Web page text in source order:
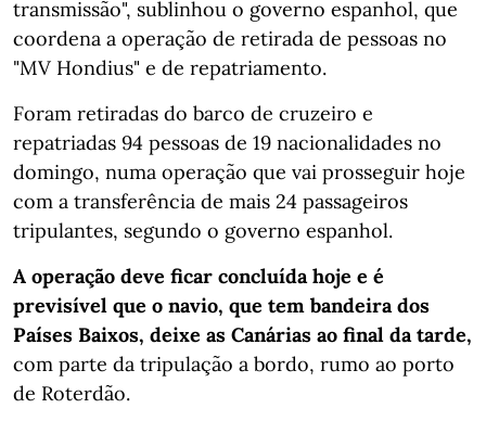
transmissão", sublinhou o governo espanhol, que
coordena a operação de retirada de pessoas no
"MV Hondius" e de repatriamento.
Foram retiradas do barco de cruzeiro e
repatriadas 94 pessoas de 19 nacionalidades no
domingo, numa operação que vai prosseguir hoje
com a transferência de mais 24 passageiros
tripulantes, segundo o governo espanhol.
A operação deve ficar concluída hoje e é
previsível que o navio, que tem bandeira dos
Países Baixos, deixe as Canárias ao final da tarde,
com parte da tripulação a bordo, rumo ao porto
de Roterdão.